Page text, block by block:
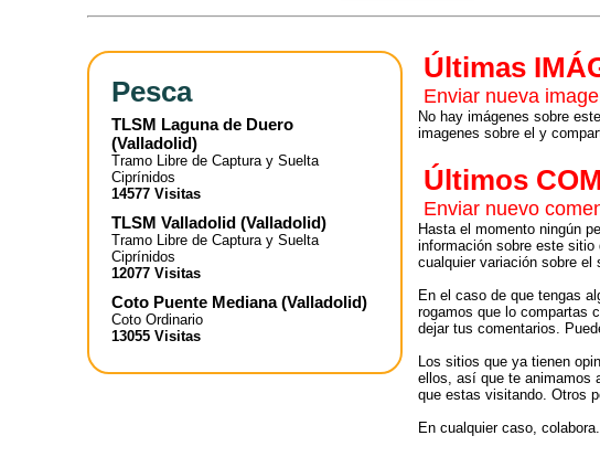
Pesca
TLSM Laguna de Duero
(Valladolid)
Tramo Libre de Captura y Suelta
Ciprínidos
14577 Visitas
TLSM Valladolid (Valladolid)
Tramo Libre de Captura y Suelta
Ciprínidos
12077 Visitas
Coto Puente Mediana(Valladolid)
Coto Ordinario
13055 Visitas
Últimas
Enviar nueva
No hay imágenes sobre
imagenes sobre el y
Últimos
Enviar nuevo
Hasta el momento ningún
información sobre este
cualquier variación sobre el
En el caso de que tengas
rogamos que lo compartas
dejar tus comentarios.
Los sitios que ya tienen
ellos, así que te animamos
que estas visitando. Otros
En cualquier caso,